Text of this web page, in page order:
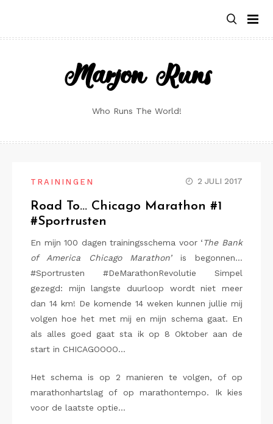
content
Marjon Runs
Who Runs The World!
TRAININGEN 2 JULI 2017
Road To… Chicago Marathon #1
#Sportrusten
En mijn 100 dagen trainingsschema voor ‘The Bank
of America Chicago Marathon’is begonnen…
#Sportrusten #DeMarathonRevolutie Simpel
gezegd: mijn langste duurloop wordt niet meer
dan 14 km! De komende 14 weken kunnen jullie mij
volgen hoe het met mij en mijn schema gaat. En
als alles goed gaat sta ik op 8 Oktober aan de
start in CHICAGOOOO…
Het schema is op 2 manieren te volgen, of op
marathonhartslag of op marathontempo. Ik kies
voor de laatste optie…